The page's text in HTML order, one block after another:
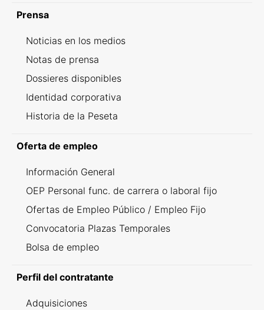
Prensa
Noticias en los medios
Notas de prensa
Dossieres disponibles
Identidad corporativa
Historia de la Peseta
Oferta de empleo
Información General
OEP Personal func. de carrera o laboral fijo
Ofertas de Empleo Público / Empleo Fijo
Convocatoria Plazas Temporales
Bolsa de empleo
Perfil del contratante
Adquisiciones